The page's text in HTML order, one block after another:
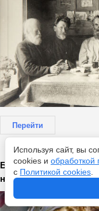
Перейти
Беру 3 яблока:
на аромат сбегутся
Используя сайт, вы
cookies и обработкой
с Политикой cookies